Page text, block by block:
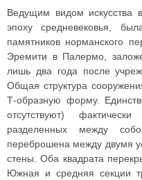
Ведущим видом
эпоху средневековья,
памятников норманского
Эремити в Палермо,
лишь два года после
Общая структура
Т-образную форму.
отсутствуют)
разделенных между
переброшена между двумя
стены. Оба квадрата
Южная и средняя секции